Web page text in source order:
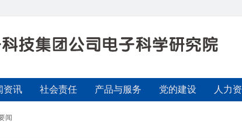
资讯 社会责任 产品与服务 党的建设 人力
闻